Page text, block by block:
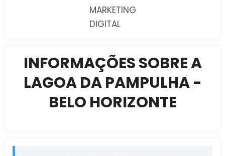
MARKETING
DIGITAL
INFORMAÇÕES SOBRE A
LAGOA DA PAMPULHA -
BELO HORIZONTE